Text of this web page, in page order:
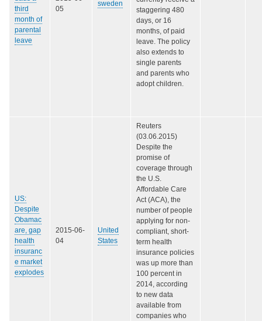
third
month of
parental
leave
05
sweden
staggering 480
days, or 16
months, of paid
leave. The policy
also extends to
single parents
and parents who
adopt children.
US:
Despite
Obamac
are, gap
health
insuranc
e market
explodes
2015-06-
04
United
States
Reuters
(03.06.2015)
Despite the
promise of
coverage through
the U.S.
Affordable Care
Act (ACA), the
number of people
applying for non-
compliant, short-
term health
insurance policies
was up more than
100 percent in
2014, according
to new data
available from
companies who